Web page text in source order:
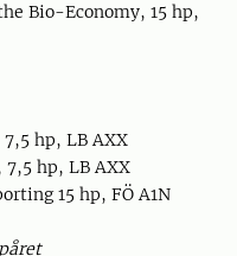
Bio-Economy, 15 hp,
hp, LB AXX
hp, LB AXX
15 hp, FÖ A1N